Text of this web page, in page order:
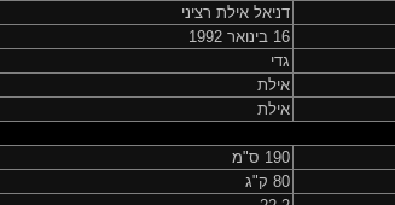
דניאל אילת רציני
16 בינואר 1992
גדי
אילת
אילת
190 ס"מ
80 ק"ג